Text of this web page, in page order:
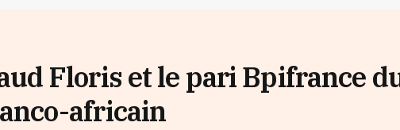
Floris et le pari Bpifrance
africain